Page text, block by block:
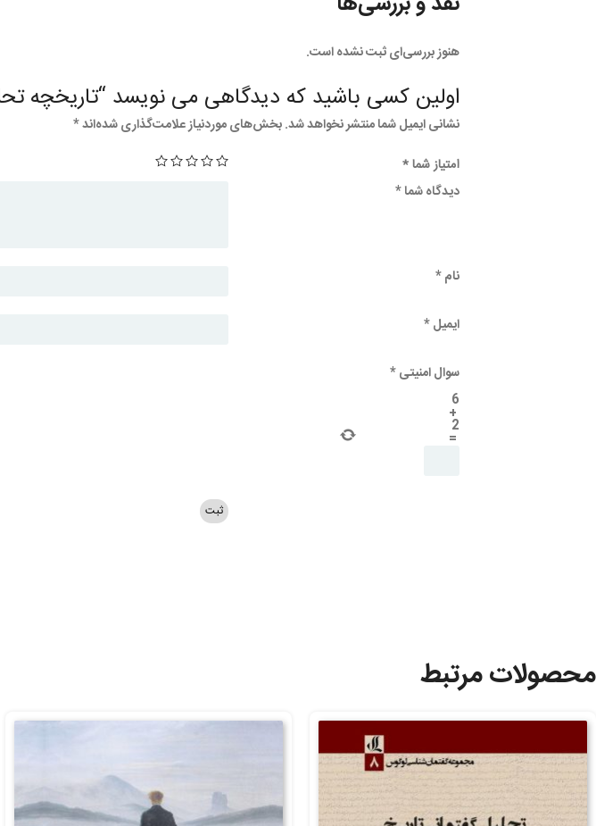
هنوز بررسی‌ای ثبت نشده است.
اولین کسی باشید که دیدگاهی می نویسد “تاریخچه
نشانی ایمیل شما منتشر نخواهد شد.بخش‌های موردنیاز علامت‌گذاری شده‌اند*
امتیاز شما*
دیدگاه شما*
نام*
ایمیل*
سوال امنیتی*
6
+
2
=
محصولات مرتبط